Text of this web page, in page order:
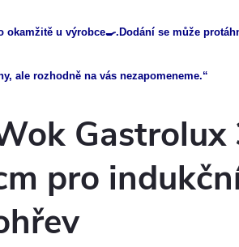
okamžitě u výrobce🍳.Dodání se může
ale rozhodně na vás nezapomeneme.“
Gastrolux
pro